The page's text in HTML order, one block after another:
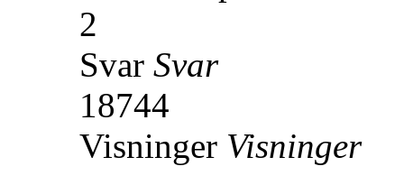
2
Svar Svar
18744
Visninger Visninger